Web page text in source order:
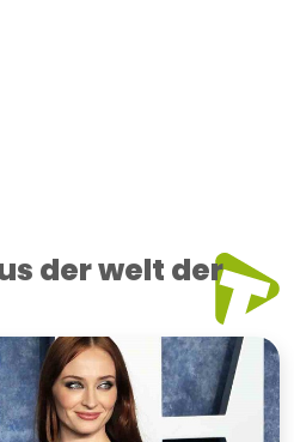
der welt der